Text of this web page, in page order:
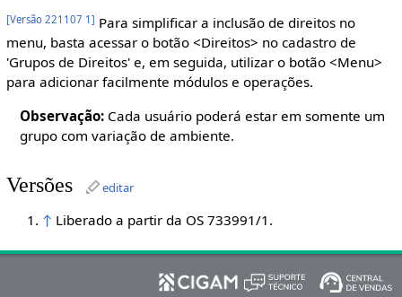
[Versão 221107 1 ] Para simplificar a inclusão de direitos no
menu, basta acessar o botão <Direitos> no cadastro de
'Grupos de Direitos' e, em seguida, utilizar o botão <Menu>
para adicionar facilmente módulos e operações.
Observação: Cada usuário poderá estar em somente um
grupo com variação de ambiente.
Versões editar
↑ Liberado a partir da OS 733991/1.